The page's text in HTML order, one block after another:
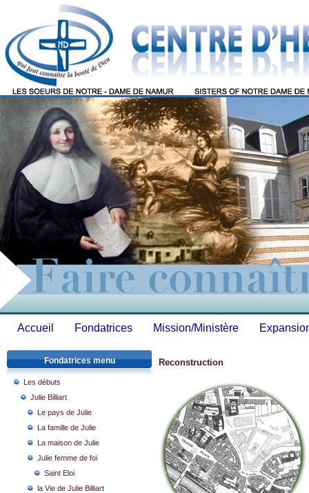
Accueil Fondatrices Mission/Ministère
Fondatrices menu
Les débuts
Julie Billiart
Le pays de Julie
La famille de Julie
La maison de Julie
Julie femme de foi
Saint Eloi
la Vie de Julie Billiart
Reconstruction